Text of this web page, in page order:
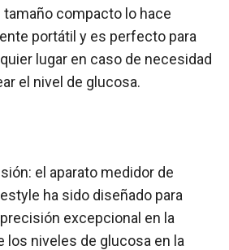
tamaño compacto lo hace
portátil y es perfecto para
lugar en caso de necesidad
el nivel de glucosa.
el aparato medidor de
ha sido diseñado para
excepcional en la
los niveles de glucosa en la